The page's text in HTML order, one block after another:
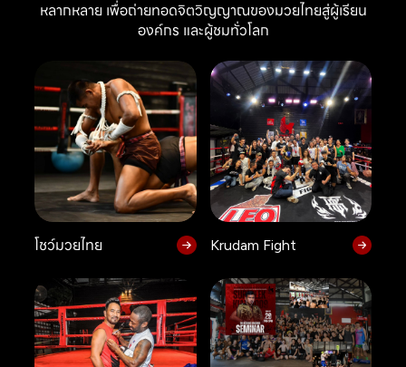
หลากหลาย เพื่อถ่ายทอดจิตวิญญาณของมวยไทยสู่ผู้เรียน
องค์กร และผู้ชมทั่วโลก
โชว์มวยไทย Krudam Fight